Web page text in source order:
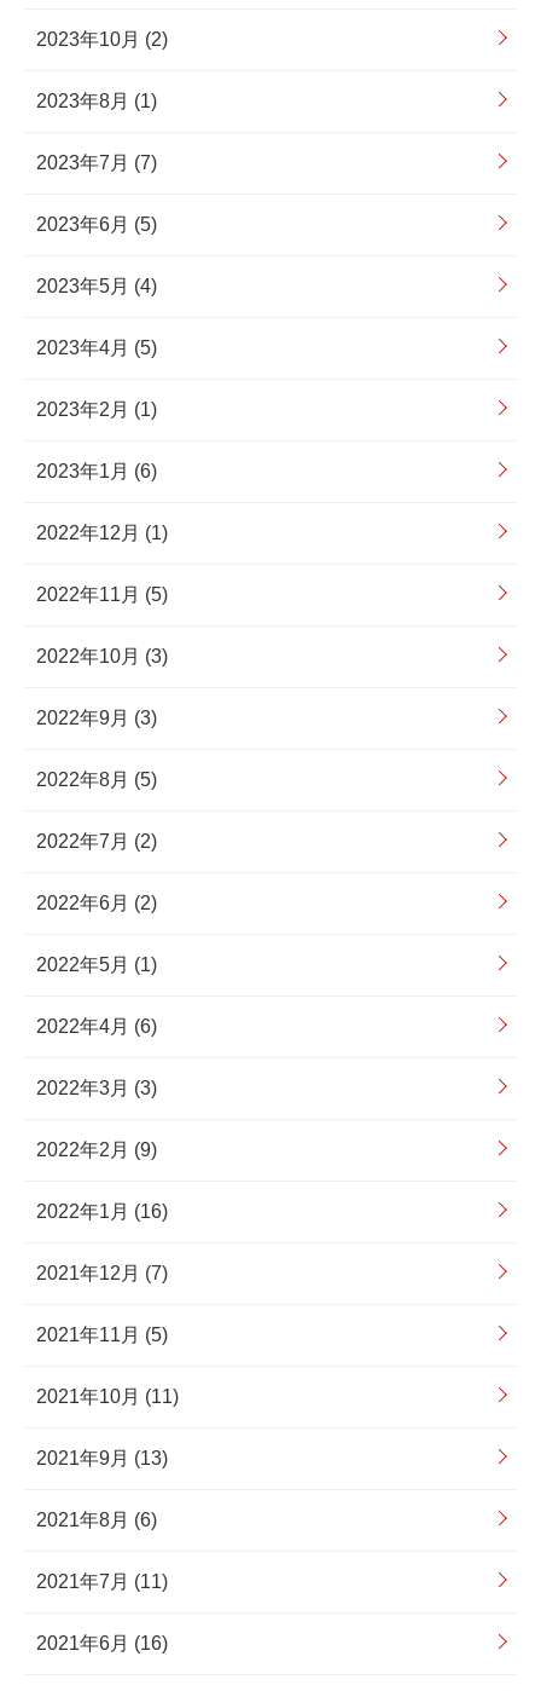
2023年10月 (2)
2023年8月 (1)
2023年7月 (7)
2023年6月 (5)
2023年5月 (4)
2023年4月 (5)
2023年2月 (1)
2023年1月 (6)
2022年12月 (1)
2022年11月 (5)
2022年10月 (3)
2022年9月 (3)
2022年8月 (5)
2022年7月 (2)
2022年6月 (2)
2022年5月 (1)
2022年4月 (6)
2022年3月 (3)
2022年2月 (9)
2022年1月 (16)
2021年12月 (7)
2021年11月 (5)
2021年10月 (11)
2021年9月 (13)
2021年8月 (6)
2021年7月 (11)
2021年6月 (16)